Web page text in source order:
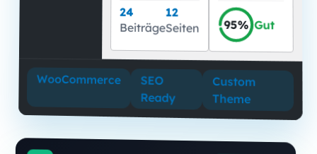
24
Beiträge
12
Seiten 95% Gut
WooCommerce SEO
Ready
Custom
Theme